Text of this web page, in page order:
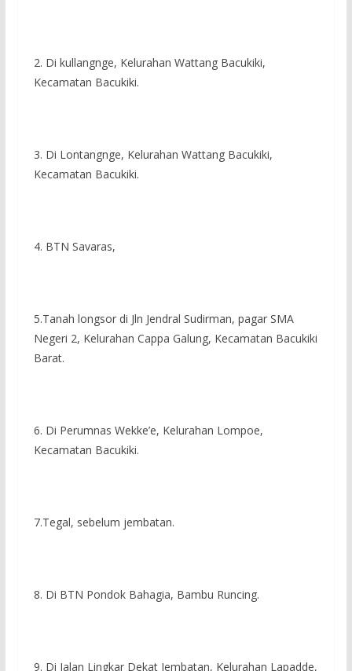
2. Di kullangnge, Kelurahan Wattang Bacukiki,
Kecamatan Bacukiki.
3. Di Lontangnge, Kelurahan Wattang Bacukiki,
Kecamatan Bacukiki.
4. BTN Savaras,
5.Tanah longsor di Jln Jendral Sudirman, pagar SMA
Negeri 2, Kelurahan Cappa Galung, Kecamatan Bacukiki
Barat.
6. Di Perumnas Wekke’e, Kelurahan Lompoe,
Kecamatan Bacukiki.
7.Tegal, sebelum jembatan.
8. Di BTN Pondok Bahagia, Bambu Runcing.
9. Di Jalan Lingkar Dekat Jembatan, Kelurahan Lapadde,